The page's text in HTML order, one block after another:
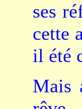
ses
cette
il été
Mais